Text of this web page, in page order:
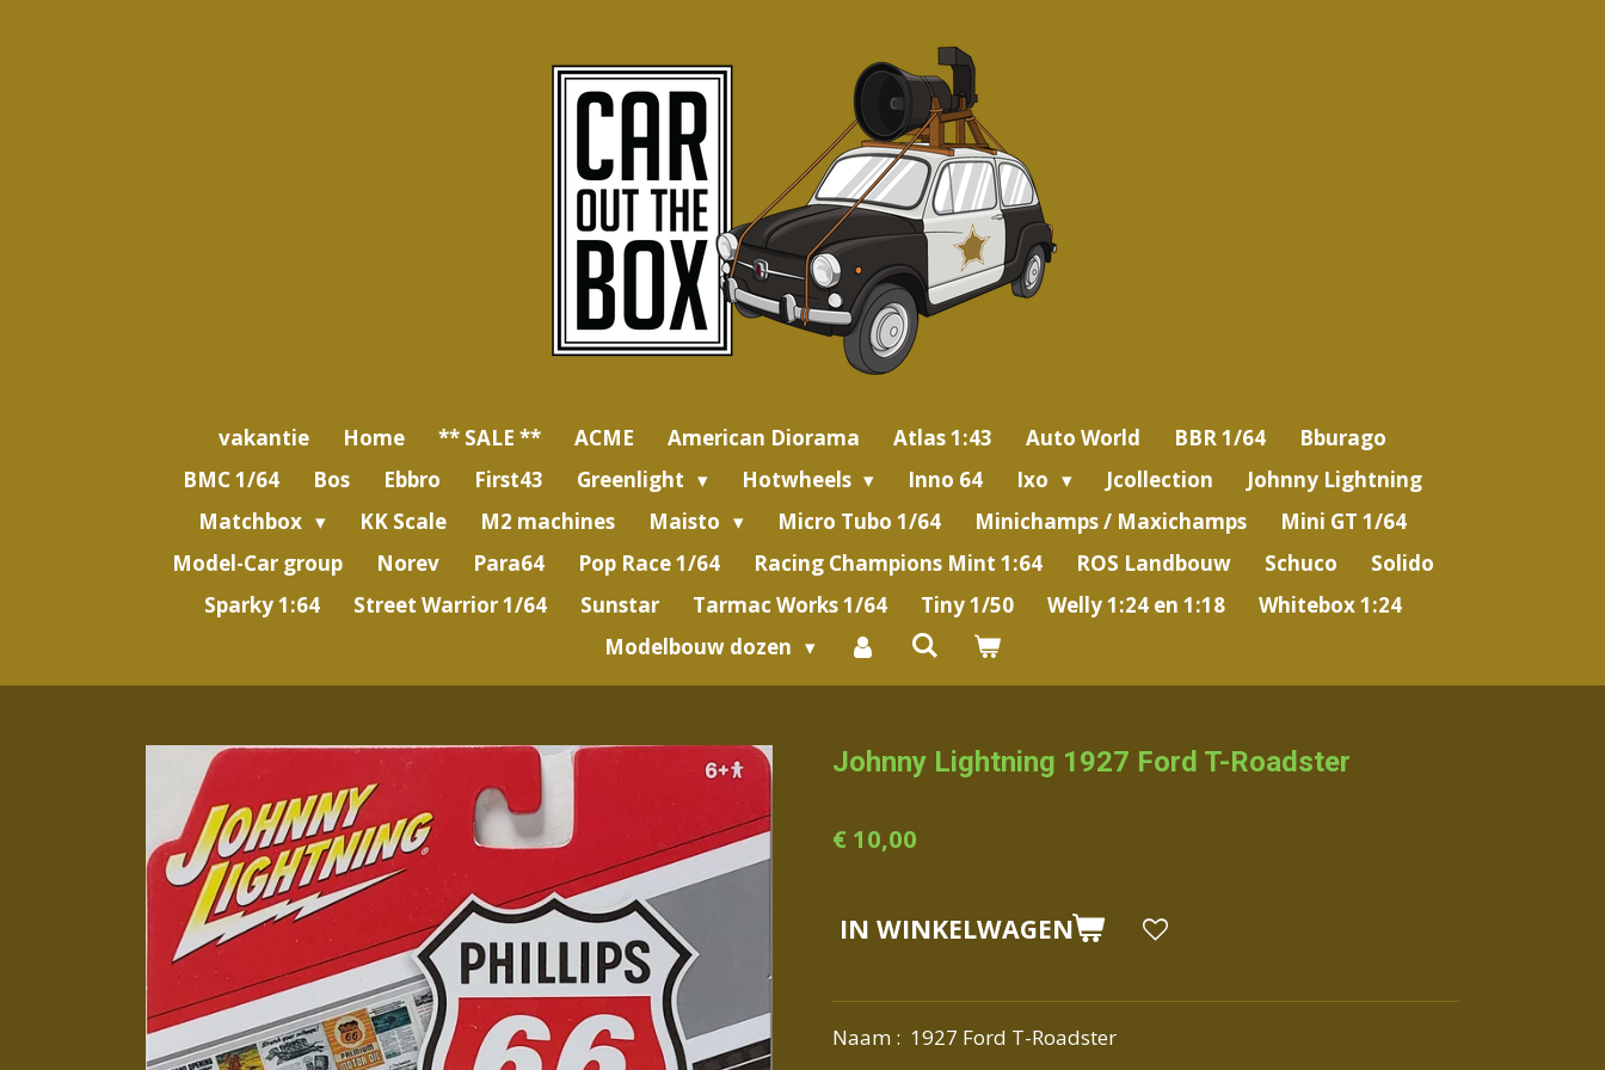
vakantie Home ** SALE ** ACME American Diorama Atlas 1:43 Auto World BBR 1/64
Bburago
BMC 1/64
Bos Ebbro First43 Greenlight Hotwheels Inno 64 Ixo Jcollection
Johnny Lightning
Matchbox
KK Scale M2 machines Maisto Micro Tubo 1/64 Minichamps / Maxichamps
Mini GT 1/64
Model-Car group
Norev Para64 Pop Race 1/64 Racing Champions Mint 1:64 ROS Landbouw Schuco
Solido
Sparky 1:64
Street Warrior 1/64 Sunstar Tarmac Works 1/64 Tiny 1/50 Welly 1:24 en 1:18
Whitebox 1:24
Modelbouw dozen
Johnny Lightning 1927 Ford T-Roadster
€ 10,00
IN WINKELWAGEN
Naam : 1927 Ford T-Roadster